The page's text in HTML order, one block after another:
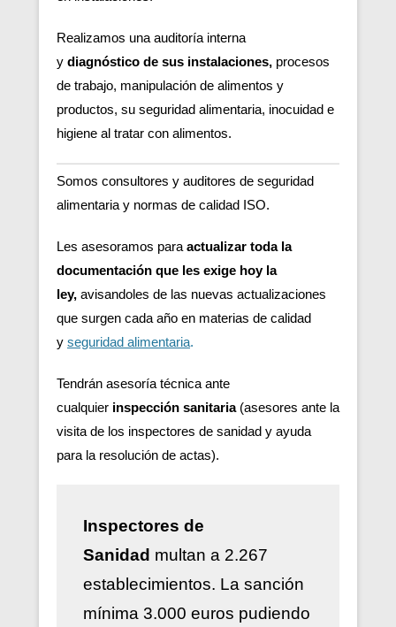
Realizamos una auditoría interna
y diagnóstico de sus instalaciones, procesos
de trabajo, manipulación de alimentos y
productos, su seguridad alimentaria, inocuidad e
higiene al tratar con alimentos.
Somos consultores y auditores de seguridad
alimentaria y normas de calidad ISO.
Les asesoramos para actualizar toda la
documentación que les exige hoy la
ley, avisandoles de las nuevas actualizaciones
que surgen cada año en materias de calidad
y seguridad alimentaria.
Tendrán asesoría técnica ante
cualquier inspección sanitaria (asesores ante la
visita de los inspectores de sanidad y ayuda
para la resolución de actas).
Inspectores de
Sanidad multan a 2.267
establecimientos. La sanción
mínima 3.000 euros pudiendo